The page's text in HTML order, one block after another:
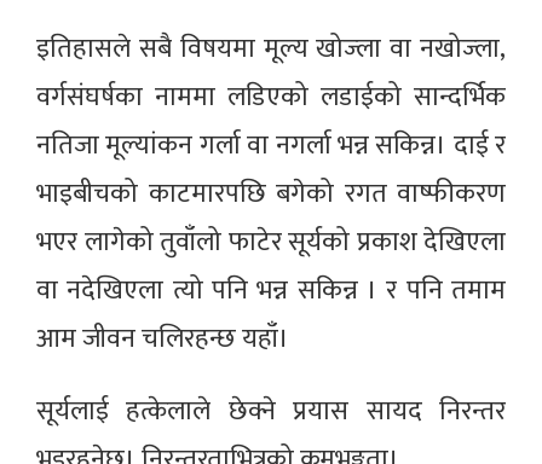
इतिहासले सबै विषयमा मूल्य खोज्ला वा नखोज्ला,
वर्गसंघर्षका नाममा लडिएको लडाईको सान्दर्भिक
नतिजा मूल्यांकन गर्ला वा नगर्ला भन्न सकिन्न। दाई र
भाइबीचको काटमारपछि बगेको रगत वाष्फीकरण
भएर लागेको तुवाँलो फाटेर सूर्यको प्रकाश देखिएला
वा नदेखिएला त्यो पनि भन्न सकिन्न । र पनि तमाम
आम जीवन चलिरहन्छ यहाँ।
सूर्यलाई हत्केलाले छेक्ने प्रयास सायद निरन्तर